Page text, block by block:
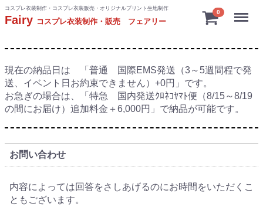
コスプレ衣装制作・コスプレ衣装販売・オリジナルプリント生地制作
Fairy コスプレ衣装制作・販売 フェアリー
0 Menu
現在の納品日は 「普通 国際EMS発送（3～5週間程で発
送、イベント日お約束できません）+0円」です。
お急ぎの場合は、「特急 国内発送ｸﾛﾈｺﾔﾏﾄ便（8/15～8/19
の間にお届け）追加料金＋6,000円」で納品が可能です。
お問い合わせ
内容によっては回答をさしあげるのにお時間をいただくこ
ともございます。